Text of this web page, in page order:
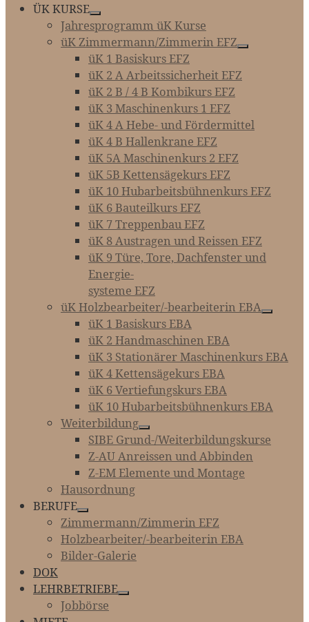
ÜK KURSE
Jahresprogramm üK Kurse
üK Zimmermann/Zimmerin EFZ
üK 1 Basiskurs EFZ
üK 2 A Arbeitssicherheit EFZ
üK 2 B / 4 B Kombikurs EFZ
üK 3 Maschinenkurs 1 EFZ
üK 4 A Hebe- und Fördermittel
üK 4 B Hallenkrane EFZ
üK 5A Maschinenkurs 2 EFZ
üK 5B Kettensägekurs EFZ
üK 10 Hubarbeitsbühnenkurs EFZ
üK 6 Bauteilkurs EFZ
üK 7 Treppenbau EFZ
üK 8 Austragen und Reissen EFZ
üK 9 Türe, Tore, Dachfenster und
Energie-­­­
systeme EFZ
üK Holzbearbeiter/-bearbeiterin EBA
üK 1 Basiskurs EBA
üK 2 Handmaschinen EBA
üK 3 Stationärer Maschinenkurs EBA
üK 4 Kettensägekurs EBA
üK 6 Vertiefungskurs EBA
üK 10 Hubarbeitsbühnenkurs EBA
Weiterbildung
SIBE Grund-/Weiterbildungskurse
Z-AU Anreissen und Abbinden
Z-EM Elemente und Montage
Hausordnung
BERUFE
Zimmermann/Zimmerin EFZ
Holzbearbeiter/-bearbeiterin EBA
Bilder-Galerie
DOK
LEHRBETRIEBE
Jobbörse